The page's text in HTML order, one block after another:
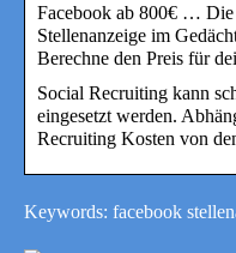
Facebook ab 800€ … Die
Stellenanzeige im
Berechne den Preis für
Social Recruiting kann
eingesetzt werden.
Recruiting Kosten von
Keywords: facebook